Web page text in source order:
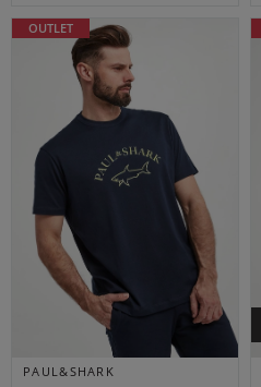
OUTLET
PAUL&SHARK